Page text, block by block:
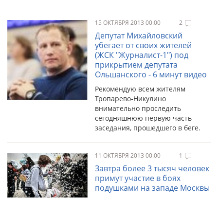
15 ОКТЯБРЯ 2013 00:00 2
Депутат Михайловский
убегает от своих жителей
(ЖСК "Журналист-1") под
прикрытием депутата
Ольшанского - 6 минут видео
Рекомендую всем жителям
Тропарево-Никулино
внимательно проследить
сегодняшнюю первую часть
заседания, прошедшего в беге.
11 ОКТЯБРЯ 2013 00:00 1
Завтра более 3 тысяч человек
примут участие в боях
подушками на западе Москвы